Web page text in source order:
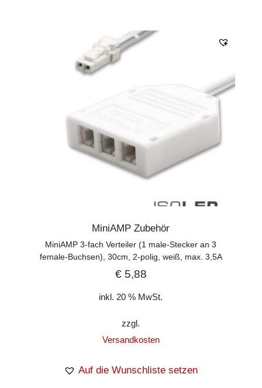
MiniAMP Zubehör
MiniAMP 3-fach Verteiler (1 male-Stecker an 3
female-Buchsen), 30cm, 2-polig, weiß, max. 3,5A
€5,88
inkl. 20 % MwSt.
zzgl.
Versandkosten
Auf die Wunschliste setzen